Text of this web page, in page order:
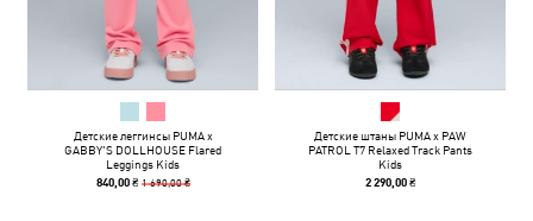
Детские леггинсы PUMA x
GABBY'S DOLLHOUSE Flared
Leggings Kids
840,00 ₴ 1 690,00 ₴
Детские штаны PUMA x PAW
PATROL T7 Relaxed Track Pants
Kids
2 290,00 ₴